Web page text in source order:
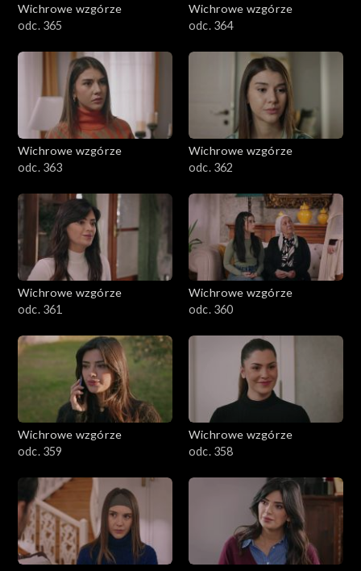
Wichrowe wzgórze
odc. 365
Wichrowe wzgórze
odc. 364
Wichrowe wzgórze
odc. 363
Wichrowe wzgórze
odc. 362
Wichrowe wzgórze
odc. 361
Wichrowe wzgórze
odc. 360
Wichrowe wzgórze
odc. 359
Wichrowe wzgórze
odc. 358